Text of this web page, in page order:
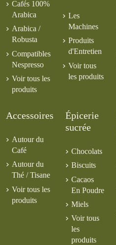
Cafés 100%
Arabica
Arabica /
Robusta
Compatibles
Nespresso
Voir tous les
produits
Les
Machines
Produits
d'Entretien
Voir tous
les produits
Accessoires
Autour du
Café
Autour du
Thé / Tisane
Voir tous les
produits
Épicerie
sucrée
Chocolats
Biscuits
Cacaos
En Poudre
Miels
Voir tous
les
produits